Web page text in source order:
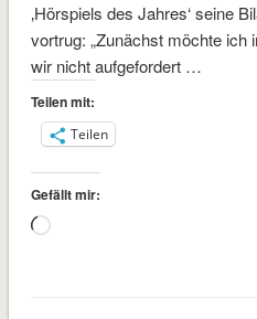
‚Hörspiels des Jahres‘ seine
vortrug: „Zunächst möchte ich
wir nicht aufgefordert …
Teilen mit:
Teilen
Gefällt mir:
Wird